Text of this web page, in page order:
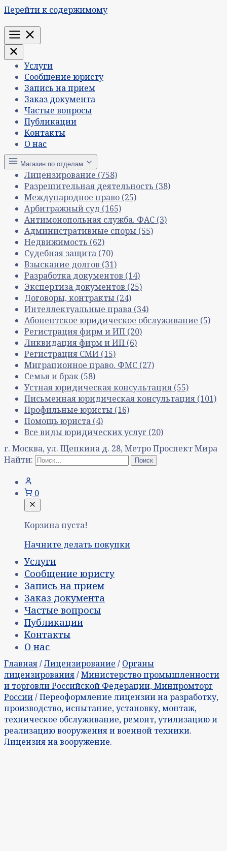
Перейти к содержимому
Меню
Услуги
Сообщение юристу
Запись на прием
Заказ документа
Частые вопросы
Публикации
Контакты
О нас
Магазин по отделам
Лицензирование (758)
Разрешительная деятельность (38)
Международное право (25)
Арбитражный суд (165)
Антимонопольная служба. ФАС (3)
Административные споры (55)
Недвижимость (62)
Судебная защита (70)
Взыскание долгов (31)
Разработка документов (14)
Экспертиза документов (25)
Договоры, контракты (24)
Интеллектуальные права (34)
Абонентское юридическое обслуживание (5)
Регистрация фирм и ИП (20)
Ликвидация фирм и ИП (6)
Регистрация СМИ (15)
Миграционное право. ФМС (27)
Семья и брак (58)
Устная юридическая консультация (55)
Письменная юридическая консультация (101)
Профильные юристы (16)
Помощь юриста (4)
Все виды юридических услуг (20)
г. Москва, ул. Щепкина д. 28, Метро Проспект Мира
Найти:
0
Корзина пуста!
Начните делать покупки
Услуги
Сообщение юристу
Запись на прием
Заказ документа
Частые вопросы
Публикации
Контакты
О нас
Главная/Лицензирование / Органы
лицензирования/Министерство промышленности
и торговли Российской Федерации, Минпромторг
России/ Переоформление лицензии на разработку,
производство, испытание, установку, монтаж,
техническое обслуживание, ремонт, утилизацию и
реализацию вооружения и военной техники.
Лицензия на вооружение.